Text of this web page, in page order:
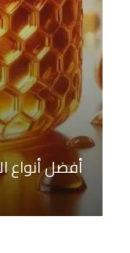
أفضل أنواع